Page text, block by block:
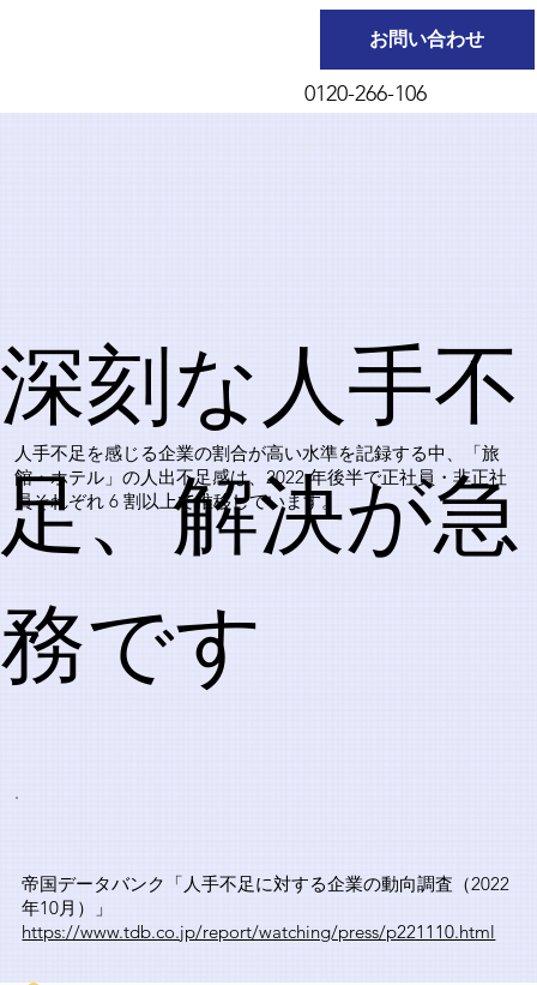
0120-266-106
お問い合わせ
人手不足を感じる企業の割合が高い水準を記録する中、「旅
館・ホテル」の人出不足感は、2022 年後半で正社員・非正社
員それぞれ 6 割以上で推移しています。
深刻な人手不
足、解決が急
務です
帝国データバンク「人手不足に対する企業の動向調査（2022
年10月）」
https://www.tdb.co.jp/report/watching/press/p221110.html